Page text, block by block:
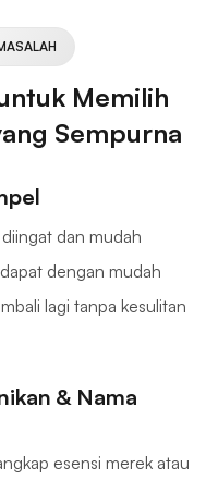
Memilih
Sempurna
dan mudah
dengan mudah
lagi tanpa kesulitan
& Nama
esensi merek atau